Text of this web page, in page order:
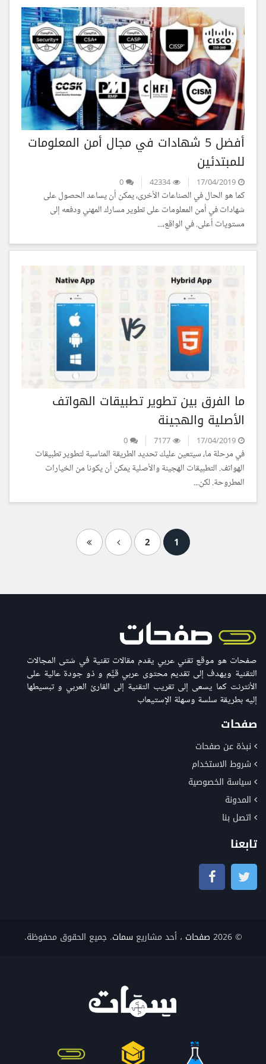
أفضل 5 شهادات في مجال أمن المعلومات
للمبتدئين
كما هو الحال في الصناعات الأخرى، يمكن أن يساعد الحصول على
شهادات في أمن المعلومات على تطوير مسارك المهني ودفعه إلى
مستويات أعلى. في الواقع،...
ما الفرق بين تطوير تطبيقات الهواتف
الأصلية والهجينة
في مرحلة ما، سيتعين عليك تحديد الطريقة المناسبة لتطوير تطبيقات
الهواتف. التطبيقات الهجينة والأصلية يمكن أن يكونا من الخيارات
المطروحة. لكن...
1
2
صفحات هو موقع تقني عربي يقدم مقالات تقنية في شتى المجالات
التقنية ويهدف إلى تقديم محتوى عربي قيّّم و ذو جودة عالية على
الأنترنت كما يسعى إلى تقريب التقنية إلى القارئ العربي و تبسيطها
إليه بطريقة سلسة وسهلة الإستيعاب
صفحات
نبذة عن صفحات
شروط الاستخدام
سياسة الخصوصية
المدونة
اتصل بنا
تابعنا
© 2026 صفحات ، أحد مشاريعسمات. جميع الحقوق محفوظة.